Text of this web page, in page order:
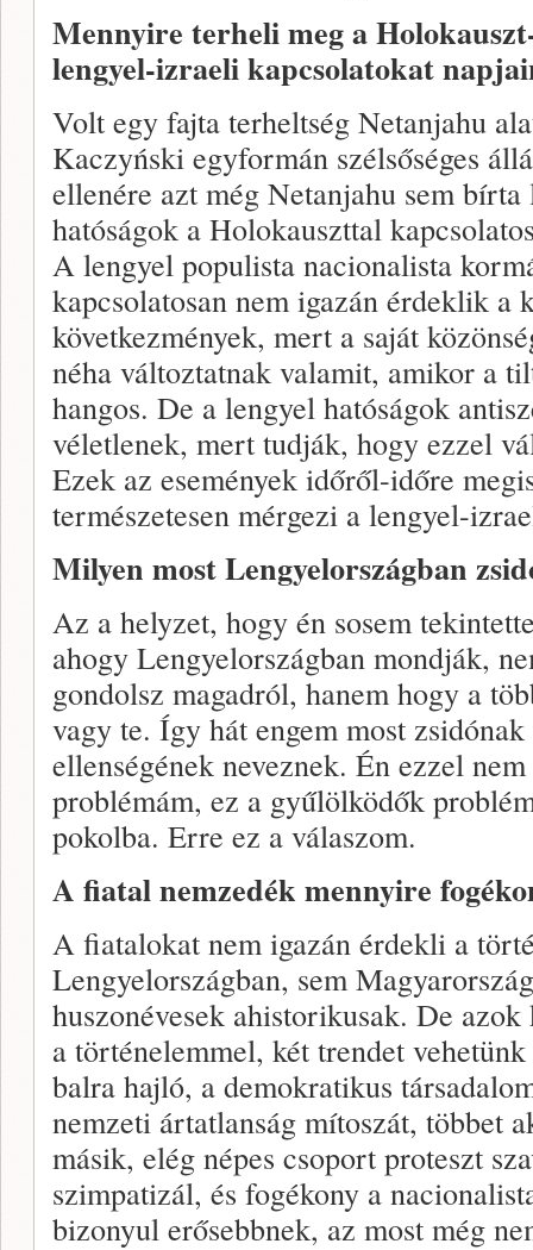
Mennyire terheli meg a
lengyel-izraeli kapcsolatokat
Volt egy fajta terheltség Netanjahu
Kaczyński egyformán szélsőséges
ellenére azt még Netanjahu sem
hatóságok a Holokauszttal
A lengyel populista nacionalista
kapcsolatosan nem igazán érdeklik a
következmények, mert a saját
néha változtatnak valamit, amikor a
hangos. De a lengyel hatóságok
véletlenek, mert tudják, hogy ezzel
Ezek az események időről-időre
természetesen mérgezi a lengyel-
Milyen most Lengyelországban
Az a helyzet, hogy én sosem
ahogy Lengyelországban mondják,
gondolsz magadról, hanem hogy a
vagy te. Így hát engem most
ellenségének neveznek. Én ezzel
problémám, ez a gyűlölködők
pokolba. Erre ez a válaszom.
A fiatal nemzedék mennyire
A fiatalokat nem igazán érdekli a
Lengyelországban, sem
huszonévesek ahistorikusak. De
a történelemmel, két trendet
balra hajló, a demokratikus
nemzeti ártatlanság mítoszát, többet
másik, elég népes csoport proteszt
szimpatizál, és fogékony a
bizonyul erősebbnek, az most még